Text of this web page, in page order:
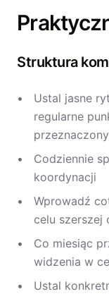
Struktura
Ustal jasne
regularne
Codziennie
koordynacji
Wprowadź
celu szerszej
Co miesiąc
widzenia w
Ustal